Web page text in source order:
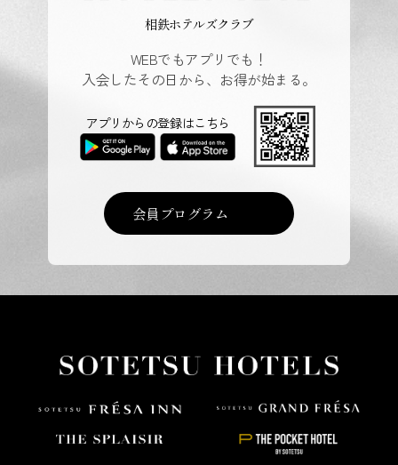
相鉄ホテルズクラブ
WEBでもアプリでも！
入会したその日から、お得が始まる。
会員プログラム
アプリからの登録はこちら